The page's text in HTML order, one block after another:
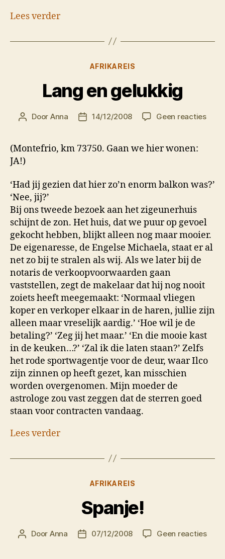
Lees verder
Categorieën
AFRIKAREIS
Lang en gelukkig
Berichtauteur
Door Anna Berichtdatum
14/12/2008 Geen reactiesop
(Montefrio, km 73750. Gaan we hier wonen:
JA!)
‘Had jij gezien dat hier zo’n enorm balkon was?’
‘Nee, jij?’
Bij ons tweede bezoek aan het zigeunerhuis
schijnt de zon. Het huis, dat we puur op gevoel
gekocht hebben, blijkt alleen nog maar mooier.
De eigenaresse, de Engelse Michaela, staat er al
net zo bij te stralen als wij. Als we later bij de
notaris de verkoopvoorwaarden gaan
vaststellen, zegt de makelaar dat hij nog nooit
zoiets heeft meegemaakt: ‘Normaal vliegen
koper en verkoper elkaar in de haren, jullie zijn
alleen maar vreselijk aardig.’ ‘Hoe wil je de
betaling?’ ‘Zeg jij het maar.’ ‘En die mooie kast
in de keuken…?’ ‘Zal ik die laten staan?’ Zelfs
het rode sportwagentje voor de deur, waar Ilco
zijn zinnen op heeft gezet, kan misschien
worden overgenomen. Mijn moeder de
astrologe zou vast zeggen dat de sterren goed
staan voor contracten vandaag.
Lees verder
Categorieën
AFRIKAREIS
Spanje!
Berichtauteur
Door Anna Berichtdatum
07/12/2008 Geen reactiesop